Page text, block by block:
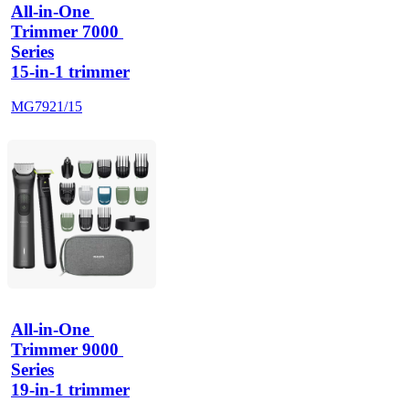
All-in-One
Trimmer 7000
Series
15-in-1 trimmer
MG7921/15
All-in-One
Trimmer 9000
Series
19-in-1 trimmer